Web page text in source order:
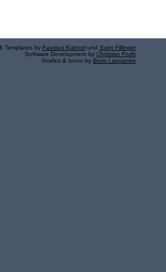
Templates by Faustus Kühnel und Sven Fillinger
Software Development by Christian Fruth
Grafics & Icons by Boris Langanke